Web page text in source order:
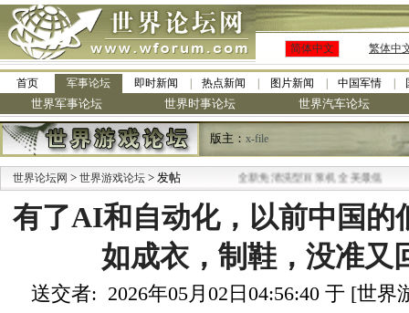
简体中文 繁体中
首页 军事论坛 即时新闻 热点新闻 图片新闻 中国军情
世界军事论坛 世界时事论坛 世界汽车论坛
版主： x-file
世界论坛网 > 世界游戏论坛 > 发帖
·九阳全新免清洗型豆浆机 全美最低
有了AI和自动化，以前中国的
如成衣，制鞋，没准又
送交者: 2026年05月02日04:56:40 于 [世